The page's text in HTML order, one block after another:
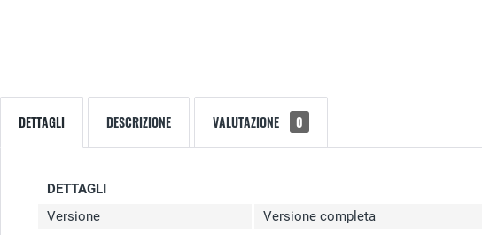
DETTAGLI DESCRIZIONE VALUTAZIONE 0
DETTAGLI
Versione
Versione completa